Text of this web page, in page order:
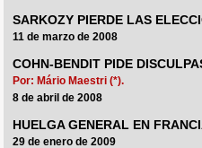
SARKOZY PIERDE LAS
11 de marzo de 2008
COHN-BENDIT PIDE
Por: Mário Maestri (*).
8 de abril de 2008
HUELGA GENERAL EN
29 de enero de 2009